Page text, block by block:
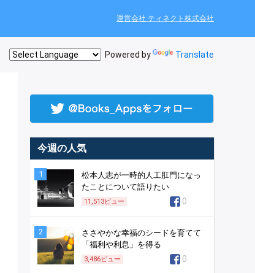
運営会社 ティネクト株式会社
Powered by Translate
今週の人気
1
松本人志が一時的人工肛門になっ
たことについて語りたい
11,513ビュー 0
2
ささやかな幸福のシードを育てて
「福利や利息」を得る
3,486ビュー 0